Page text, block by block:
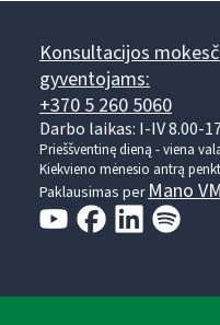
Konsultacijos
gyventojams:
+370 5 260 5060
Darbo laikas: I-IV 8.00-
Prieššventinę dieną - viena
Kiekvieno mėnesio antrą
Paklausimas perMano